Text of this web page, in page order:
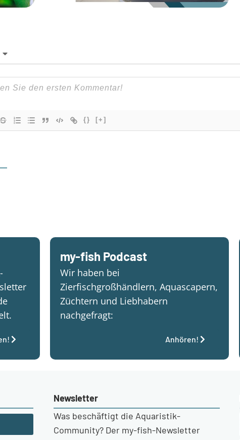
{} [+]
my-fish Podcast
Wir haben bei
Zierfischgroßhändlern, Aquascapern,
Züchtern und Liebhabern
nachgefragt:
Anhören!
Newsletter
Was beschäftigt die Aquaristik-
Community? Der my-fish-Newsletter